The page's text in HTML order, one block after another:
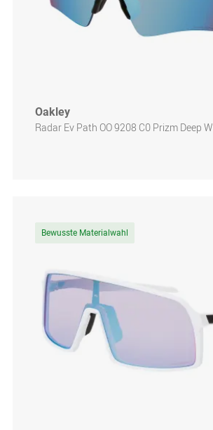
Oakley
Radar Ev Path OO 9208 C0 Prizm Deep
Bewusste Materialwahl